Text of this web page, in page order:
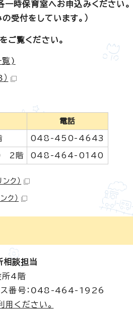
時保育室へお申込みください。
受付をしています。）
ご覧ください。
覧)
電話
048-450-4643
2階 048-464-0140
ンク）
ク）
相談担当
4階
番号：048-464-1926
ください。